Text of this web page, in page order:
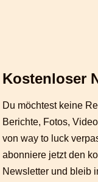
Kostenloser
Du möchtest keine
Berichte, Fotos,
von way to luck
abonniere jetzt den
Newsletter und bleib